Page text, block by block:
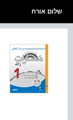
שלום אורח